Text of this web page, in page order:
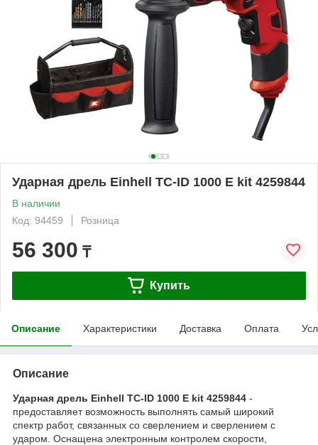
Ударная дрель Einhell TC-ID 1000 E kit 4259844
В наличии
Код: 94459
Розница
56 300 ₸
Купить
Описание Характеристики Доставка Оплата
Описание
Ударная дрель Einhell TC-ID 1000 E kit 4259844 -
предоставляет возможность выполнять самый широкий
спектр работ, связанных со сверлением и сверлением с
ударом. Оснащена электронным контролем скорости,